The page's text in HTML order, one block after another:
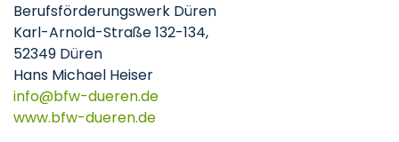
Berufsförderungswerk Düren
Karl-Arnold-Straße 132-134,
52349 Düren
Hans Michael Heiser
info
bfw-duerende
www.bfw-dueren.de